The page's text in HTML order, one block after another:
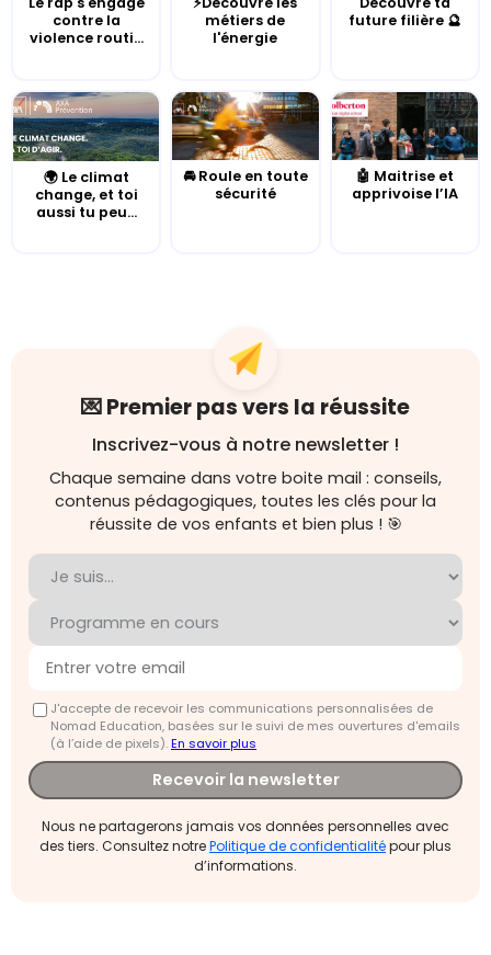
contre la
violence routi...
métiers de
l'énergie
future filière 🔮
🌍 Le climat
change, et toi
aussi tu peu...
🚘 Roule en toute
sécurité
🤖 Maitrise et
apprivoise l’IA
💌 Premier pas vers la réussite
Inscrivez-vous à notre newsletter !
Chaque semaine dans votre boite mail : conseils,
contenus pédagogiques, toutes les clés pour la
réussite de vos enfants et bien plus ! 🎯
J'accepte de recevoir les communications personnalisées de
Nomad Education, basées sur le suivi de mes ouvertures d'emails
(à l’aide de pixels).En savoir plus
Recevoir la newsletter
Nous ne partagerons jamais vos données personnelles avec
des tiers. Consultez notrePolitique de confidentialitépour plus
d’informations.